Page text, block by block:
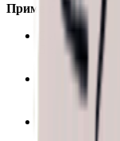
Пример
Сундук A:
Диапазон
(1+3)/2 = 0.2
Сундук B:
Диапазон
× (2+4)/2 = 0.15
Среднее